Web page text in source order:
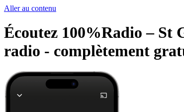
Aller au contenu
Écoutez 100%Radio – St
radio - complètement